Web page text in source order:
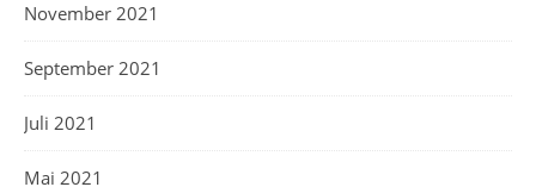
November 2021
September 2021
Juli 2021
Mai 2021